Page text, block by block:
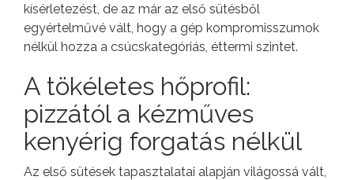
kísérletezést, de az már az első sütésből
egyértelművé vált, hogy a gép kompromisszumok
nélkül hozza a csúcskategóriás, éttermi szintet.
A tökéletes hőprofil:
pizzától a kézműves
kenyérig forgatás nélkül
Az első sütések tapasztalatai alapján világossá vált,